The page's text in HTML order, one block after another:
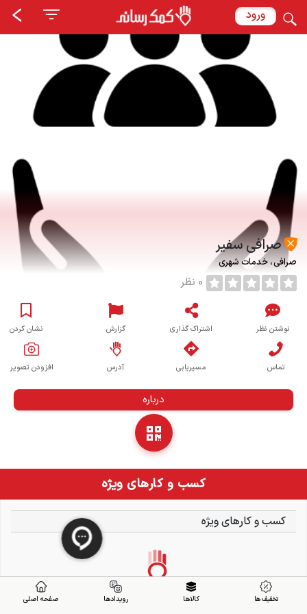
ورود
صرافی سفیر
صرافی خدمات شهری
0 نظر
نوشتن نظر اشتراک گذاری گزارش نشان کردن
تماس مسیریابی آدرس افزودن تصویر
درباره
کسب و کارهای ویژه
کسب و کارهای ویژه
تخفیف ها کالاها رویدادها صفحه اصلی